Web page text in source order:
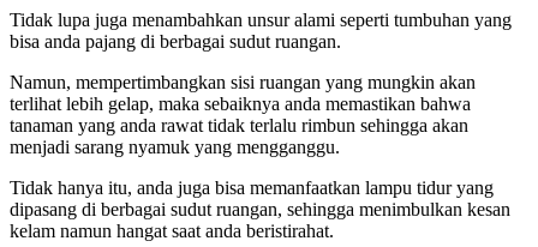
Tidak lupa juga menambahkan unsur alami seperti tumbuhan yang
bisa anda pajang di berbagai sudut ruangan.
Namun, mempertimbangkan sisi ruangan yang mungkin akan
terlihat lebih gelap, maka sebaiknya anda memastikan bahwa
tanaman yang anda rawat tidak terlalu rimbun sehingga akan
menjadi sarang nyamuk yang mengganggu.
Tidak hanya itu, anda juga bisa memanfaatkan lampu tidur yang
dipasang di berbagai sudut ruangan, sehingga menimbulkan kesan
kelam namun hangat saat anda beristirahat.